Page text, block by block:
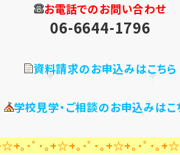
お電話でのお問い合わせ
06-6644-1796
資料請求のお申込みはこちら
学校見学・ご相談のお申込みはこ
｡･ﾟ･｡+☆+｡･ﾟ･｡+☆+｡･ﾟ･｡